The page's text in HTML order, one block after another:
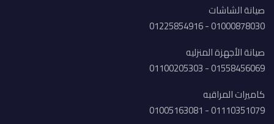
صيانة الشاشات
01000878030 - 01225854916
صيانة الأجهزة المنزليه
01558456069 - 01100205303
كاميرات المراقبه
01110351079 - 01005163081